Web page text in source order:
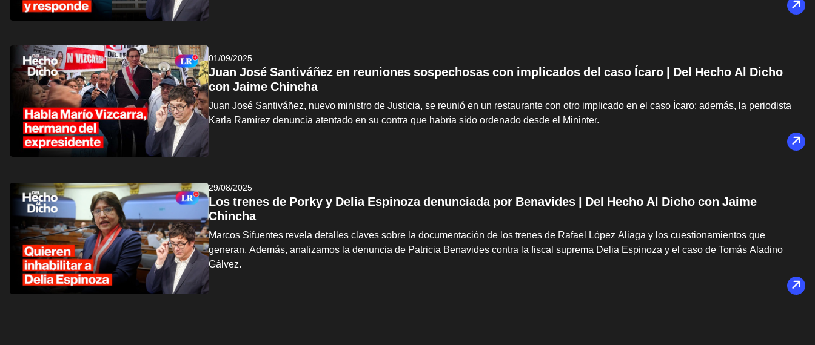
01/09/2025
Juan José Santiváñez en reuniones sospechosas con implicados del caso Ícaro | Del Hecho Al Dicho
con Jaime Chincha
Juan José Santiváñez, nuevo ministro de Justicia, se reunió en un restaurante con otro implicado en el caso Ícaro; además, la periodista
Karla Ramírez denuncia atentado en su contra que habría sido ordenado desde el Mininter.
29/08/2025
Los trenes de Porky y Delia Espinoza denunciada por Benavides | Del Hecho Al Dicho con Jaime
Chincha
Marcos Sifuentes revela detalles claves sobre la documentación de los trenes de Rafael López Aliaga y los cuestionamientos que
generan. Además, analizamos la denuncia de Patricia Benavides contra la fiscal suprema Delia Espinoza y el caso de Tomás Aladino
Gálvez.